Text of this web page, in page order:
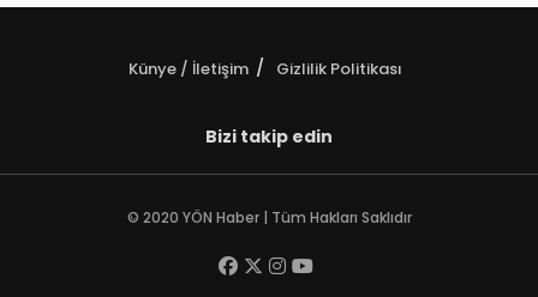
Künye / İletişim Gizlilik Politikası
Bizi takip edin
© 2020 YÖN Haber | Tüm Hakları Saklıdır